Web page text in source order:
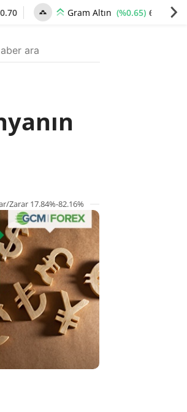
Gram Altın (%0.65) 6534.99
Zarar 17.84%-82.16%